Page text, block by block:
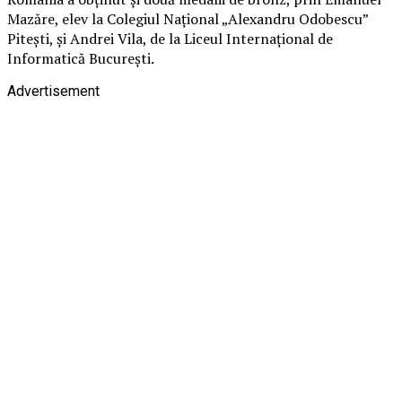
Mazăre, elev la Colegiul Național „Alexandru Odobescu”
Pitești, și Andrei Vila, de la Liceul Internațional de
Informatică București.
Advertisement